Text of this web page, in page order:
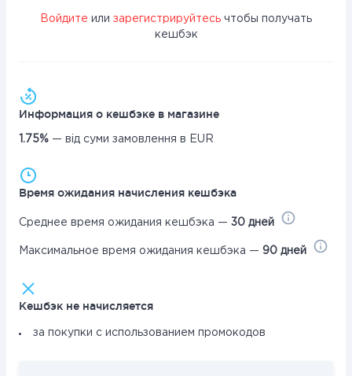
Войдите или зарегистрируйтесь чтобы получать
кешбэк
Информация о кешбэке в магазине
1.75% — від суми замовлення в EUR
Время ожидания начисления кешбэка
Среднее время ожидания кешбэка — 30 дней
Максимальное время ожидания кешбэка — 90 дней
Кешбэк не начисляется
за покупки с использованием промокодов